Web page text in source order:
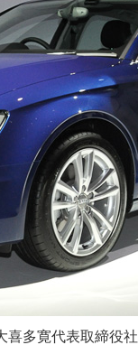
喜多寛代表取締役